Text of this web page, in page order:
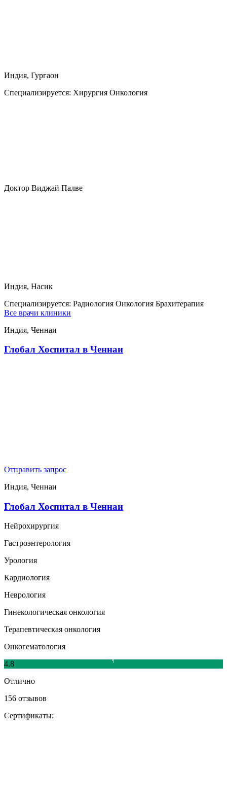
Индия, Гургаон
Специализируется: Хирургия Онкология
Доктор Виджай Палве
Индия, Насик
Специализируется: Радиология Онкология Брахитерапия
Все врачи клиники
Индия, Ченнаи
Глобал Хоспитал в Ченнаи
Отправить запрос
Индия, Ченнаи
Глобал Хоспитал в Ченнаи
Нейрохирургия
Гастроэнтерология
Урология
Кардиология
Неврология
Гинекологическая онкология
Терапевтическая онкология
Онкогематология
4.8
Отлично
156 отзывов
Сертификаты: